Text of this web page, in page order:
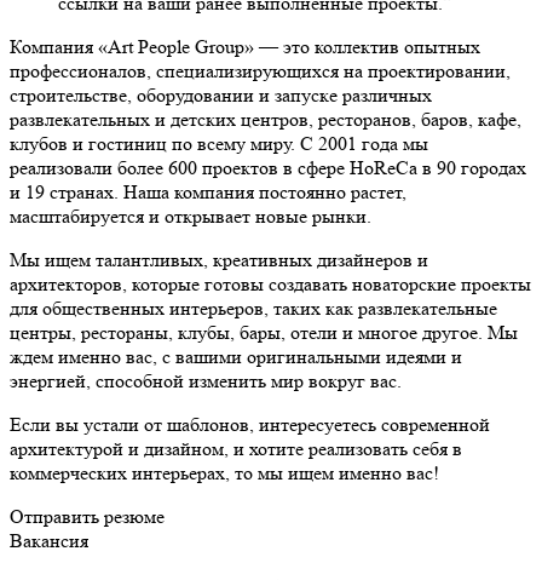
Компания «Art People Group» — это коллектив опытных
профессионалов, специализирующихся на проектировании,
строительстве, оборудовании и запуске различных
развлекательных и детских центров, ресторанов, баров, кафе,
клубов и гостиниц по всему миру. С 2001 года мы
реализовали более 600 проектов в сфере HoReCa в 90 городах
и 19 странах. Наша компания постоянно растет,
масштабируется и открывает новые рынки.
Мы ищем талантливых, креативных дизайнеров и
архитекторов, которые готовы создавать новаторские проекты
для общественных интерьеров, таких как развлекательные
центры, рестораны, клубы, бары, отели и многое другое. Мы
ждем именно вас, с вашими оригинальными идеями и
энергией, способной изменить мир вокруг вас.
Если вы устали от шаблонов, интересуетесь современной
архитектурой и дизайном, и хотите реализовать себя в
коммерческих интерьерах, то мы ищем именно вас!
Отправить резюме
Вакансия